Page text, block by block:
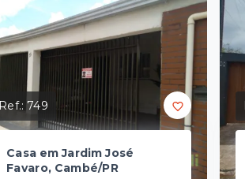
Ref.: 749
Casa em Jardim José
Favaro, Cambé/PR